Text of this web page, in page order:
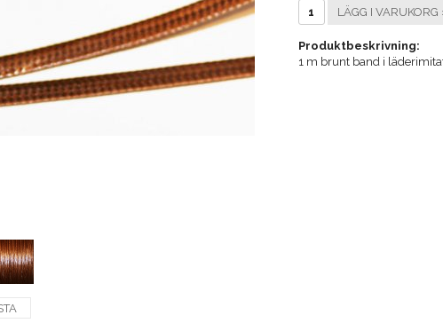
LÄGG I VARUKORG
Produktbeskrivning:
1 m brunt band i